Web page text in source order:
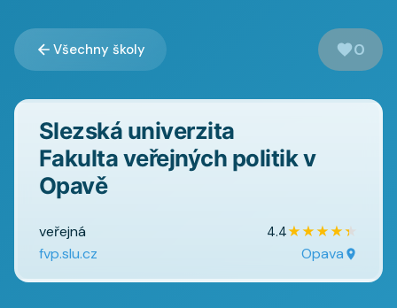
Všechny školy 0
Slezská univerzita
Fakulta veřejných politik v
Opavě
veřejná 4.4★★★★★
fvp.slu.cz Opava